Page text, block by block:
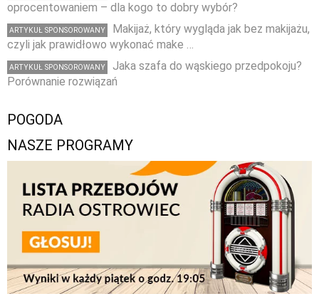
oprocentowaniem – dla kogo to dobry wybór?
ARTYKUŁ SPONSOROWANY
Makijaż, który wygląda jak bez makijażu,
czyli jak prawidłowo wykonać make …
ARTYKUŁ SPONSOROWANY
Jaka szafa do wąskiego przedpokoju?
Porównanie rozwiązań
POGODA
NASZE PROGRAMY